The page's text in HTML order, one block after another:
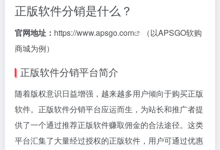
正版软件分销是什么？
官网地址： https://www.apsgo.com
（以APSGO软购
商城为例）
正版软件分销平台简介
随着版权意识日益增强，越来越多用户倾向于购买正版
软件。正版软件分销平台应运而生，为站长和推广者提
供了一个通过推荐正版软件赚取佣金的合法途径。这类
平台汇集了大量经过授权的正版软件，用户可通过优惠